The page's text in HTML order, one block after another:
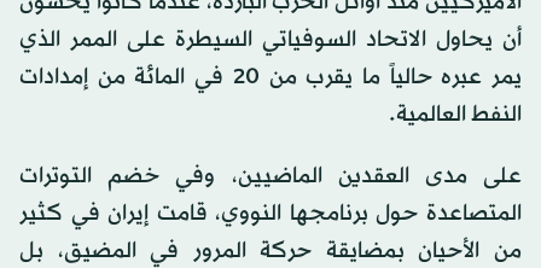
أن يحاول الاتحاد السوفياتي السيطرة على الممر الذي
يمر عبره حالياً ما يقرب من 20 في المائة من إمدادات
النفط العالمية.
على مدى العقدين الماضيين، وفي خضم التوترات
المتصاعدة حول برنامجها النووي، قامت إيران في كثير
من الأحيان بمضايقة حركة المرور في المضيق، بل